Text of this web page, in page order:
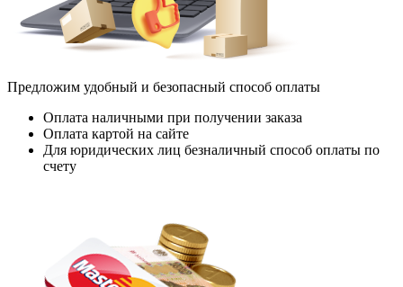
Предложим удобный и безопасный способ оплаты
Оплата наличными при получении заказа
Оплата картой на сайте
Для юридических лиц безналичный способ оплаты по
счету